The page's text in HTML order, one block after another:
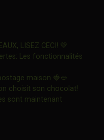
LISEZ CECI! 💚
Les fonctionnalités
dans une nouvelle
maison 🍓🥙
choisit son chocolat!Ce lien
sont maintenant
dans une nouvelle fenêtre"
dans une nouvelle